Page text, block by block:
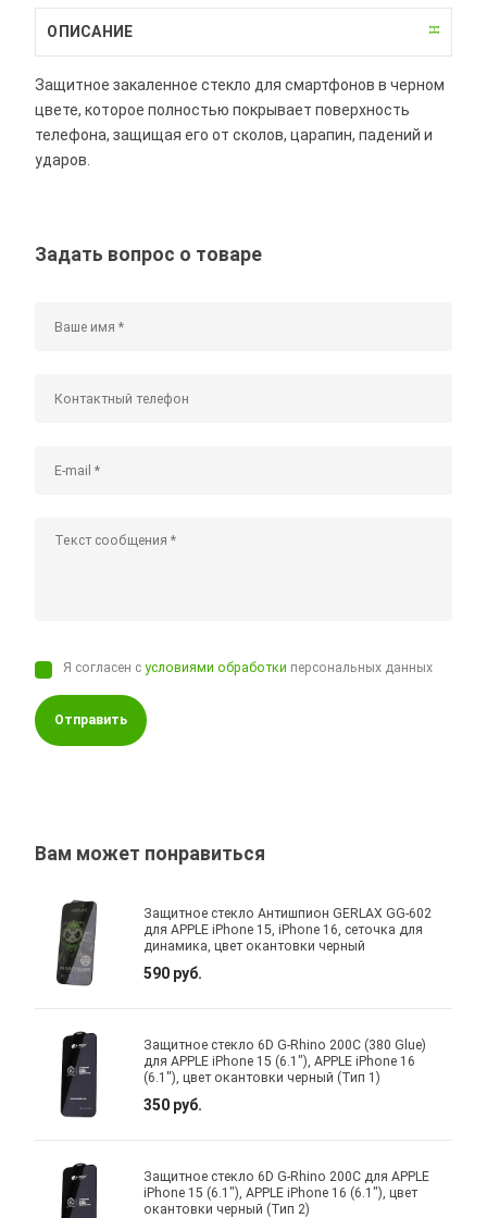
ОПИСАНИЕ
Защитное закаленное стекло для смартфонов в черном
цвете, которое полностью покрывает поверхность
телефона, защищая его от сколов, царапин, падений и
ударов.
Задать вопрос о товаре
Я согласен сусловиями обработки персональных данных
Отправить
Вам может понравиться
Защитное стекло Антишпион GERLAX GG-602
для APPLE iPhone 15, iPhone 16, сеточка для
динамика, цвет окантовки черный
590 руб.
Защитное стекло 6D G-Rhino 200C (380 Glue)
для APPLE iPhone 15 (6.1"), APPLE iPhone 16
(6.1"), цвет окантовки черный (Тип 1)
350 руб.
Защитное стекло 6D G-Rhino 200C для APPLE
iPhone 15 (6.1"), APPLE iPhone 16 (6.1"), цвет
окантовки черный (Тип 2)